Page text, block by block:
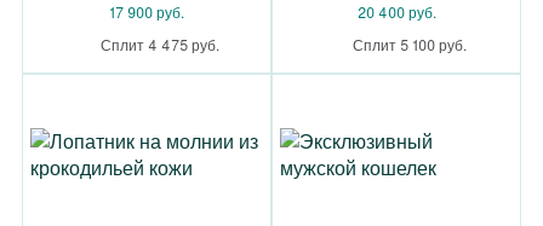
17 900 руб.
Сплит 4 475 руб.
20 400 руб.
Сплит 5 100 руб.